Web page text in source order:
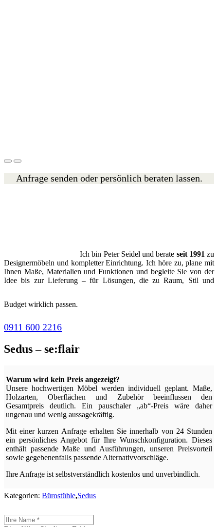
Anfrage senden oder persönlich beraten lassen.
Ich bin Peter Seidel und berate seit 1991 zu
Designermöbeln und kompletter Einrichtung. Ich höre zu, plane mit
Ihnen Maße, Materialien und Funktionen und begleite Sie von der
Idee bis zur Lieferung – für Lösungen, die zu Raum, Stil und
Budget wirklich passen.
0911 600 2216
Sedus – se:flair
Warum wird kein Preis angezeigt?
Unsere hochwertigen Möbel werden individuell geplant. Maße,
Holzarten, Oberflächen und Zubehör beeinflussen den
Gesamtpreis deutlich. Ein pauschaler „ab“-Preis wäre daher
ungenau und wenig aussagekräftig.
Mit einer kurzen Anfrage erhalten Sie innerhalb von 24 Stunden
ein persönliches Angebot für Ihre Wunschkonfiguration. Dieses
enthält passende Maße und Ausführungen, unseren Preisvorteil
sowie gegebenenfalls passende Alternativvorschläge.
Ihre Anfrage ist selbstverständlich kostenlos und unverbindlich.
Kategorien: Bürostühle,Sedus